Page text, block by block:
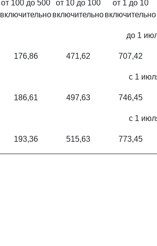
от 100 до 500
включительно
от 10 до 100
включительно
от 1 до 10
включительно
до 1
176,86 471,62 707,42
с 1
186,61 497,63 746,45
с 1
193,36 515,63 773,45